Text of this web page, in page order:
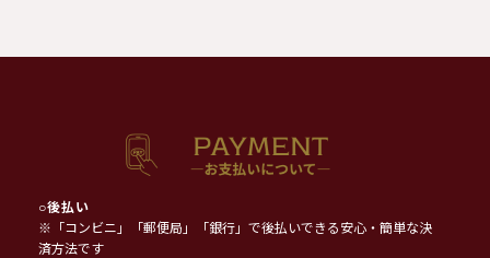
○後払い
※「コンビニ」「郵便局」「銀行」で後払いできる安心・簡単な決
済方法です